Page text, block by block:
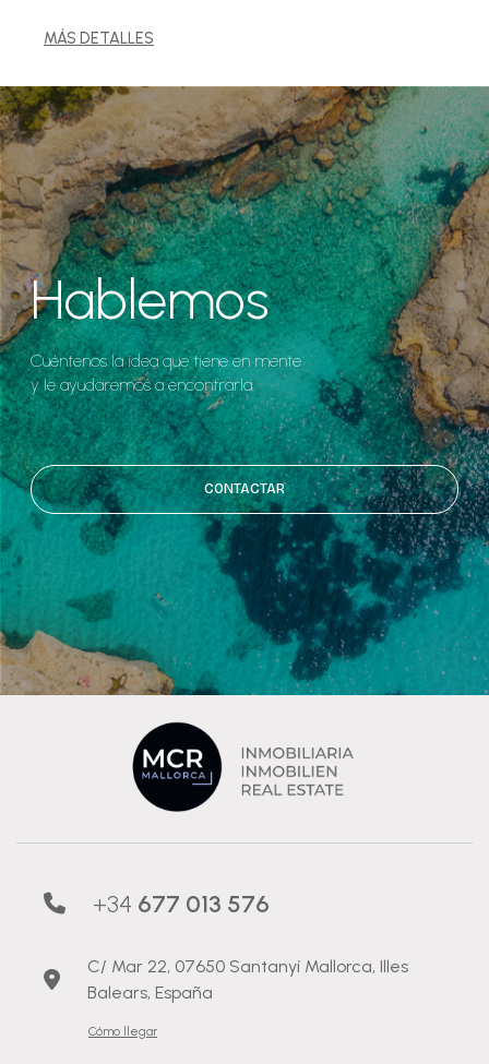
MÁS DETALLES
Hablemos
Cuéntenos la idea que tiene en mente
y le ayudaremos a encontrarla.
CONTACTAR
+34 677 013 576
C/ Mar 22, 07650 Santanyí Mallorca, Illes
Balears, España
Cómo llegar